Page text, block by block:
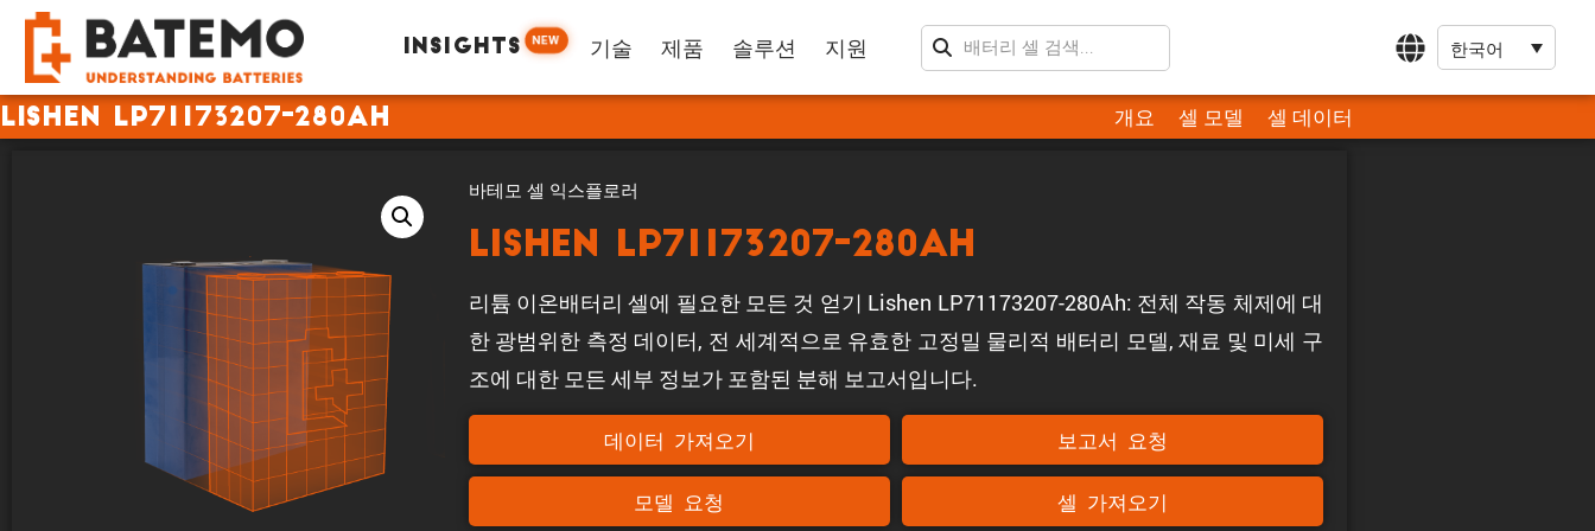
INSIGHTS NEW 기술 제품 솔루션 지원 한국어
Lishen LP71173207-280Ah 개요 셀 모델 셀 데이터
바테모 셀 익스플로러
Lishen LP71173207-280Ah
리튬 이온배터리 셀에 필요한 모든 것 얻기 Lishen LP71173207-280Ah: 전체 작동 체제에 대
한 광범위한 측정 데이터, 전 세계적으로 유효한 고정밀 물리적 배터리 모델, 재료 및 미세 구
조에 대한 모든 세부 정보가 포함된 분해 보고서입니다.
데이터 가져오기 보고서 요청
모델 요청 셀 가져오기